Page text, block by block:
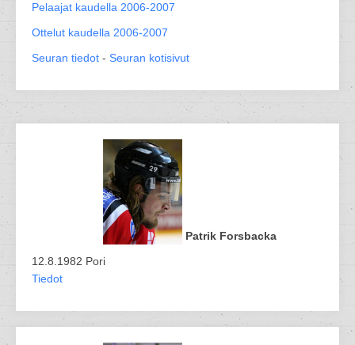
Pelaajat kaudella 2006-2007
Ottelut kaudella 2006-2007
Seuran tiedot - Seuran kotisivut
Patrik Forsbacka
12.8.1982 Pori
Tiedot